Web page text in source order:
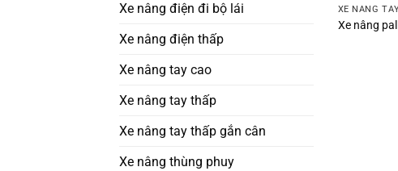
Xe nâng điện đi bộ lái
Xe nâng điện thấp
Xe nâng tay cao
Xe nâng tay thấp
Xe nâng tay thấp gắn cân
Xe nâng thùng phuy
XE NÂNG
Xe nâng